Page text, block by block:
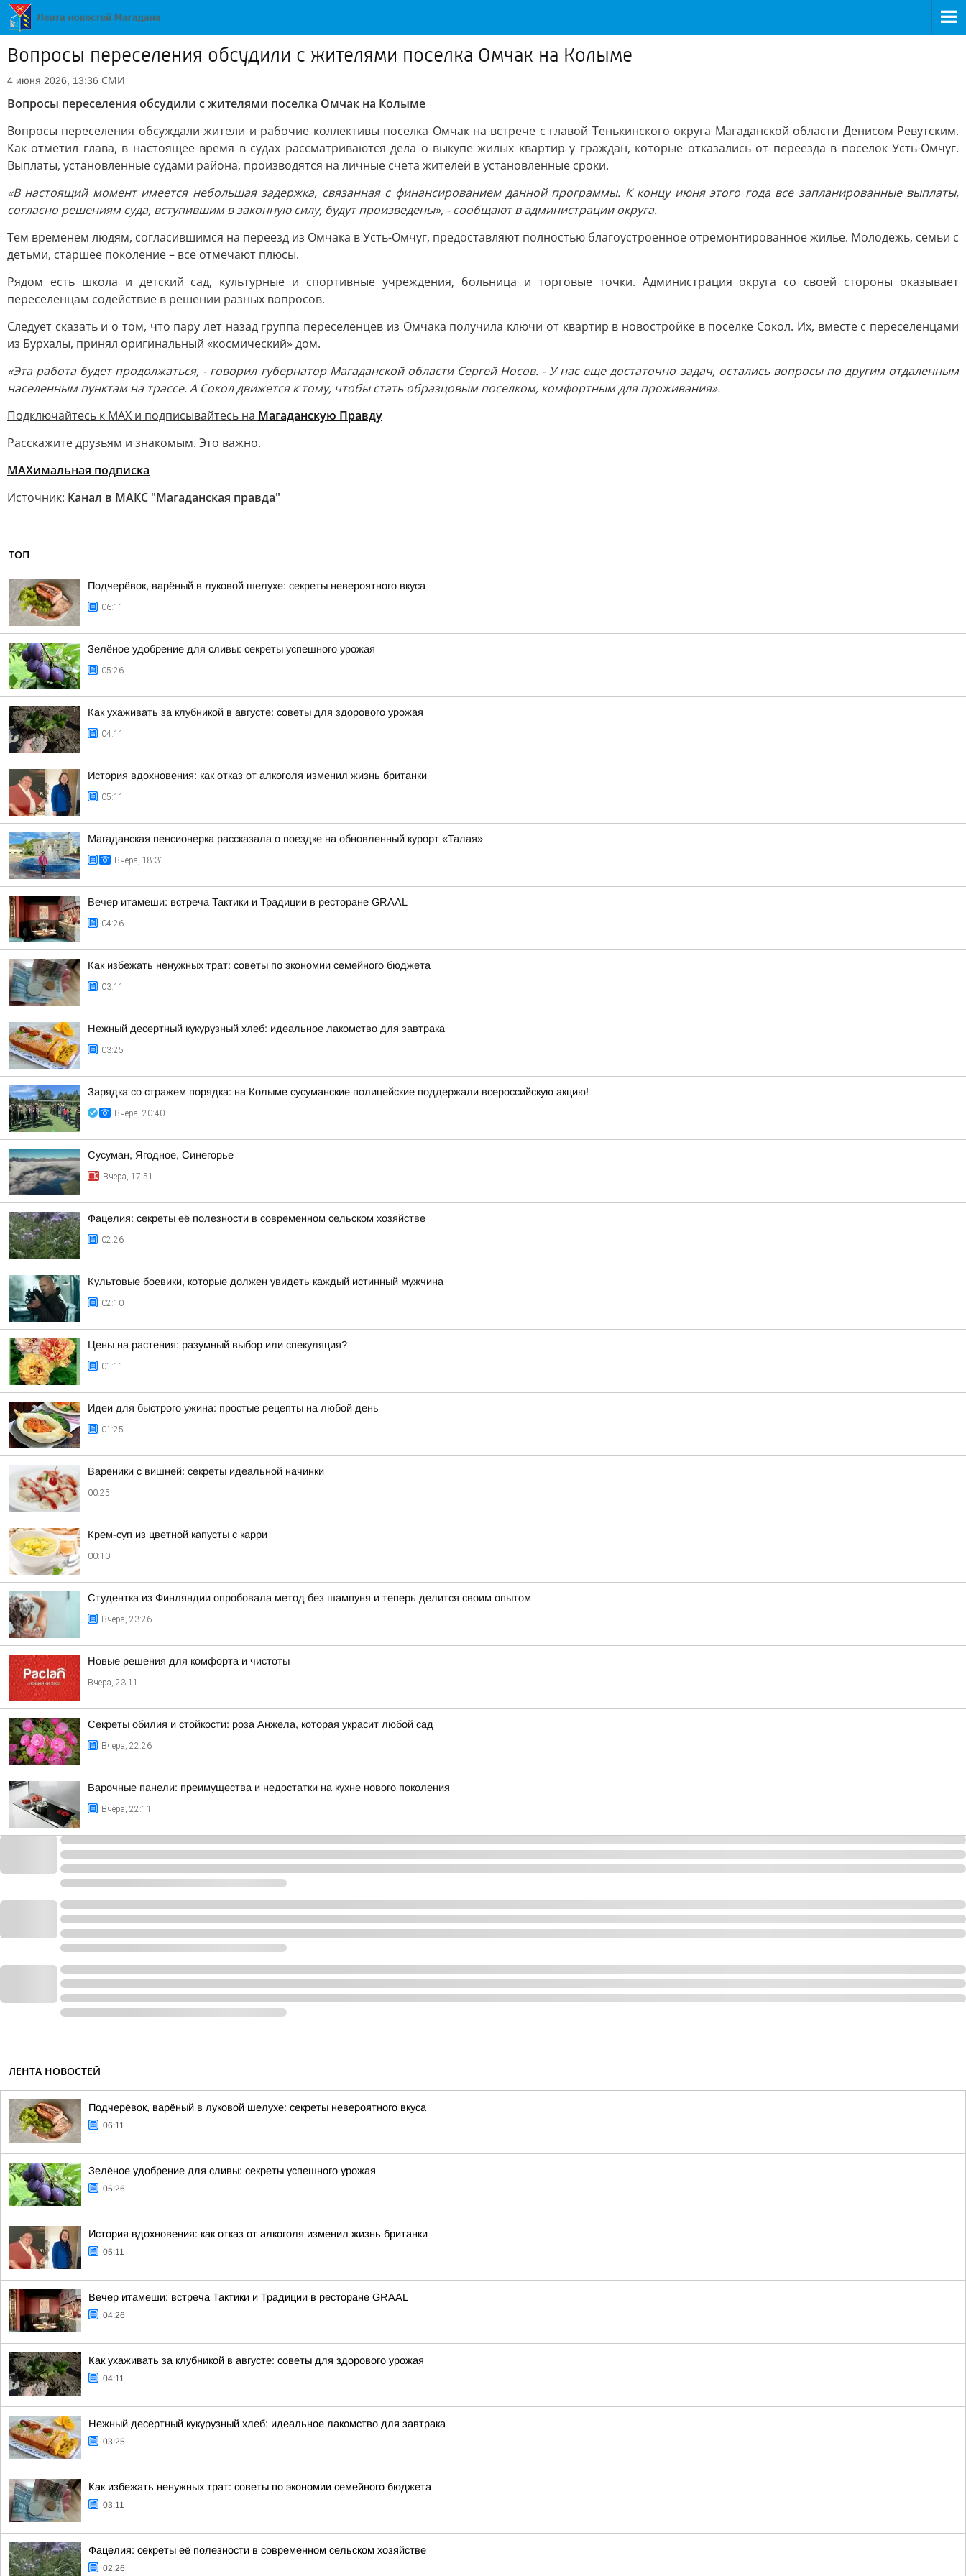
Вопросы переселения обсудили с жителями поселка Омчак на Колыме
4 июня 2026, 13:36 СМИ
Вопросы переселения обсудили с жителями поселка Омчак на Колыме
Вопросы переселения обсуждали жители и рабочие коллективы поселка Омчак на встрече с главой Тенькинского округа Магаданской области Денисом Ревутским.
Как отметил глава, в настоящее время в судах рассматриваются дела о выкупе жилых квартир у граждан, которые отказались от переезда в поселок Усть-Омчуг.
Выплаты, установленные судами района, производятся на личные счета жителей в установленные сроки.
«В настоящий момент имеется небольшая задержка, связанная с финансированием данной программы. К концу июня этого года все запланированные выплаты,
согласно решениям суда, вступившим в законную силу, будут произведены», - сообщают в администрации округа.
Тем временем людям, согласившимся на переезд из Омчака в Усть-Омчуг, предоставляют полностью благоустроенное отремонтированное жилье. Молодежь, семьи с
детьми, старшее поколение – все отмечают плюсы.
Рядом есть школа и детский сад, культурные и спортивные учреждения, больница и торговые точки. Администрация округа со своей стороны оказывает
переселенцам содействие в решении разных вопросов.
Следует сказать и о том, что пару лет назад группа переселенцев из Омчака получила ключи от квартир в новостройке в поселке Сокол. Их, вместе с переселенцами
из Бурхалы, принял оригинальный «космический» дом.
«Эта работа будет продолжаться, - говорил губернатор Магаданской области Сергей Носов. - У нас еще достаточно задач, остались вопросы по другим отдаленным
населенным пунктам на трассе. А Сокол движется к тому, чтобы стать образцовым поселком, комфортным для проживания».
Подключайтесь к MAX и подписывайтесь на Магаданскую Правду
Расскажите друзьям и знакомым. Это важно.
МАХимальная подписка
Источник: Канал в МАКС "Магаданская правда"
ТОП
Подчерёвок, варёный в луковой шелухе: секреты невероятного вкуса
06:11
Зелёное удобрение для сливы: секреты успешного урожая
05:26
Как ухаживать за клубникой в августе: советы для здорового урожая
04:11
История вдохновения: как отказ от алкоголя изменил жизнь британки
05:11
Магаданская пенсионерка рассказала о поездке на обновленный курорт «Талая»
Вчера, 18:31
Вечер итамеши: встреча Тактики и Традиции в ресторане GRAAL
04:26
Как избежать ненужных трат: советы по экономии семейного бюджета
03:11
Нежный десертный кукурузный хлеб: идеальное лакомство для завтрака
03:25
Зарядка со стражем порядка: на Колыме сусуманские полицейские поддержали всероссийскую акцию!
Вчера, 20:40
Сусуман, Ягодное, Синегорье
Вчера, 17:51
Фацелия: секреты её полезности в современном сельском хозяйстве
02:26
Культовые боевики, которые должен увидеть каждый истинный мужчина
02:10
Цены на растения: разумный выбор или спекуляция?
01:11
Идеи для быстрого ужина: простые рецепты на любой день
01:25
Вареники с вишней: секреты идеальной начинки
00:25
Крем-суп из цветной капусты с карри
00:10
Студентка из Финляндии опробовала метод без шампуня и теперь делится своим опытом
Вчера, 23:26
Новые решения для комфорта и чистоты
Вчера, 23:11
Секреты обилия и стойкости: роза Анжела, которая украсит любой сад
Вчера, 22:26
Варочные панели: преимущества и недостатки на кухне нового поколения
Вчера, 22:11
ЛЕНТА НОВОСТЕЙ
Подчерёвок, варёный в луковой шелухе: секреты невероятного вкуса
06:11
Зелёное удобрение для сливы: секреты успешного урожая
05:26
История вдохновения: как отказ от алкоголя изменил жизнь британки
05:11
Вечер итамеши: встреча Тактики и Традиции в ресторане GRAAL
04:26
Как ухаживать за клубникой в августе: советы для здорового урожая
04:11
Нежный десертный кукурузный хлеб: идеальное лакомство для завтрака
03:25
Как избежать ненужных трат: советы по экономии семейного бюджета
03:11
Фацелия: секреты её полезности в современном сельском хозяйстве
02:26